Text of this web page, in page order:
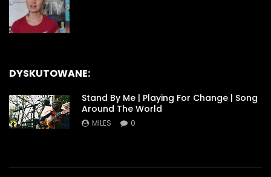
DYSKUTOWANE:
Stand By Me | Playing For Change | Song
Around The World
MILES 0